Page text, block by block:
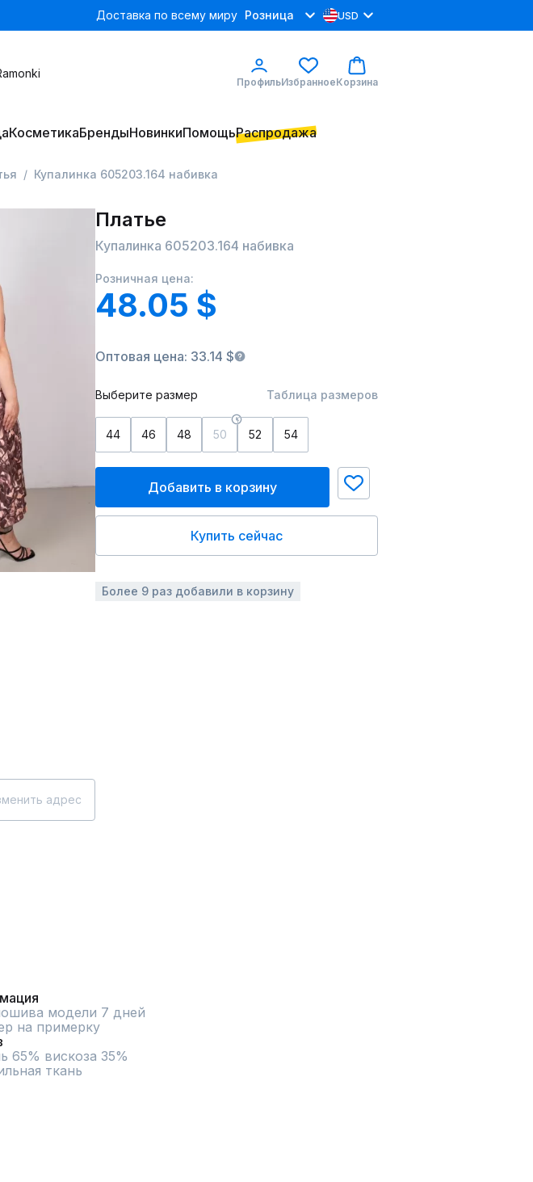
Доставка по всему миру Розница USD
ПрофильИзбранноеКорзина
КосметикаБрендыНовинкиПомощьРаспродажа
Купалинка 605203.164 набивка
адрес
Платье
Купалинка 605203.164 набивка
Розничная цена:
48.05 $
Оптовая цена: 33.14 $
Выберите размер Таблица размеров
44 46 48 50 52 54
Добавить в корзину
Купить сейчас
Более 9 раз добавили в корзину
модели 7 дней
на примерку
65% вискоза 35%
ткань